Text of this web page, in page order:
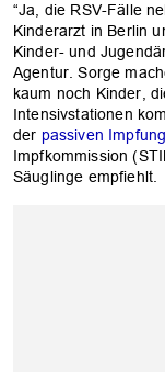
“Ja, die RSV-Fälle
Kinderarzt in Berlin
Kinder- und
Agentur. Sorge
kaum noch Kinder,
Intensivstationen
der passiven
Impfkommission
Säuglinge empfiehlt.